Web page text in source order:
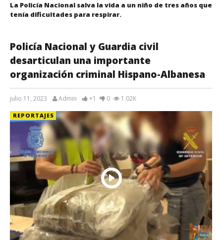
La Policía Nacional salva la vida a un niño de tres años que
tenía dificultades para respirar.
Policía Nacional y Guardia civil
desarticulan una importante
organización criminal Hispano-Albanesa
julio 11, 2023 Admin +1 0 1.02K
REPORTAJES